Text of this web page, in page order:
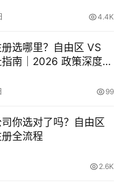
4.4K
选哪里？自由区 VS
南｜2026 政策深度对
99
你选对了吗？自由区
全流程
2.6K